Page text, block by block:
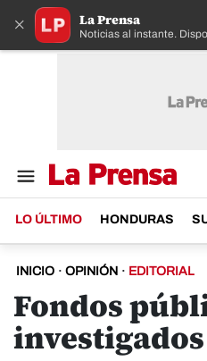
× La Prensa
Noticias al instante.
LO ÚLTIMO HONDURAS
INICIO · OPINIÓN · EDITORIAL
Fondos
investigados